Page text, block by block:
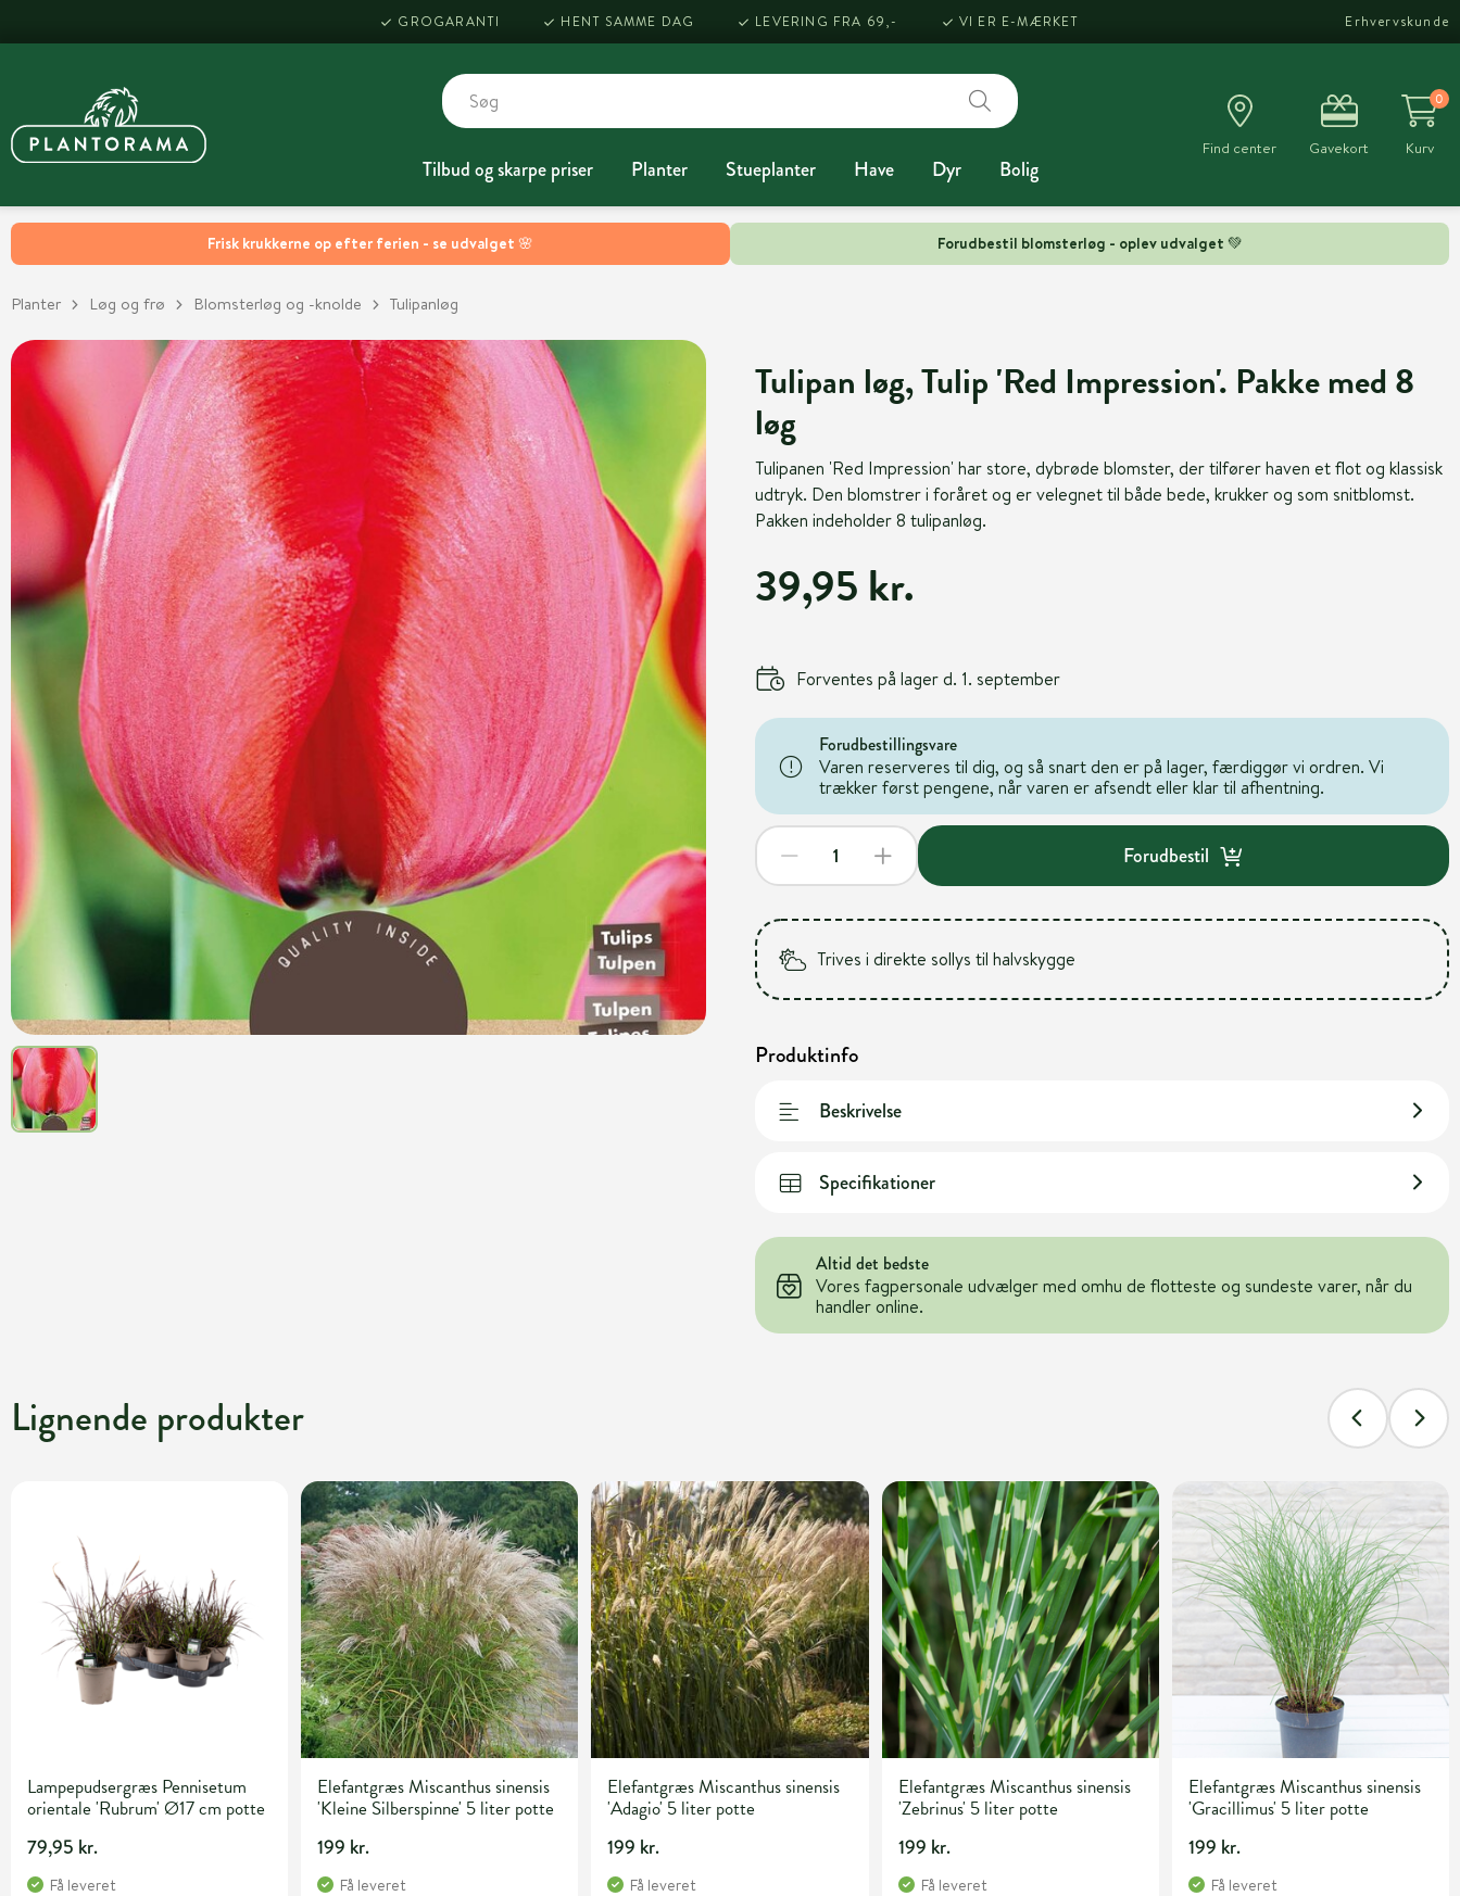
Frisk krukkerne op efter ferien - se udvalget 🌸 Forudbestil blomsterløg - oplev udvalget 💚
GROGARANTI HENT SAMME DAG LEVERING FRA 69,- VI ER E-MÆRKET Erhvervskunde
Tilbud og skarpe priser Planter Stueplanter Have Dyr Bolig
Find center Gavekort
0
Kurv
Planter Løg og frø Blomsterløg og -knolde Tulipanløg
Tulipan løg, Tulip 'Red Impression'. Pakke med 8
løg
Tulipanen 'Red Impression' har store, dybrøde blomster, der tilfører haven et flot og klassisk
udtryk. Den blomstrer i foråret og er velegnet til både bede, krukker og som snitblomst.
Pakken indeholder 8 tulipanløg.
39,95 kr.
Forventes på lager d. 1. september
Forudbestillingsvare
Varen reserveres til dig, og så snart den er på lager, færdiggør vi ordren. Vi
trækker først pengene, når varen er afsendt eller klar til afhentning.
Forudbestil
Trives i direkte sollys til halvskygge
Produktinfo
Beskrivelse
Specifikationer
Altid det bedste
Vores fagpersonale udvælger med omhu de flotteste og sundeste varer, når du
handler online.
Lignende produkter
Lampepudsergræs Pennisetum
orientale 'Rubrum' Ø17 cm potte
79,95 kr.
Få leveret
Elefantgræs Miscanthus sinensis
'Kleine Silberspinne' 5 liter potte
199 kr.
Få leveret
Elefantgræs Miscanthus sinensis
'Adagio' 5 liter potte
199 kr.
Få leveret
Elefantgræs Miscanthus sinensis
'Zebrinus' 5 liter potte
199 kr.
Få leveret
Elefantgræs Miscanthus sinensis
'Gracillimus' 5 liter potte
199 kr.
Få leveret